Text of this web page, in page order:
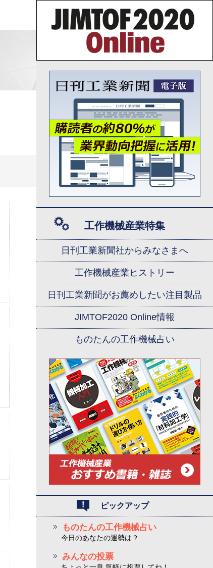
工作機械産業特集
日刊工業新聞社からみなさまへ
工作機械産業ヒストリー
日刊工業新聞がお薦めしたい注目製品
JIMTOF2020 Online情報
ものたんの工作機械占い
ピックアップ
ものたんの工作機械占い
今日のあなたの運勢は？
みんなの投票